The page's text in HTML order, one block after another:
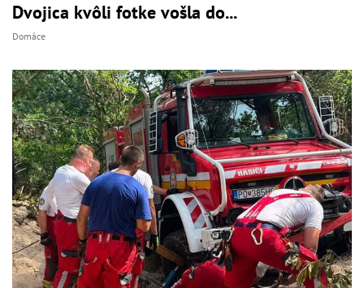
Dvojica kvôli fotke vošla do...
Domáce